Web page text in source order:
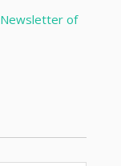
Newsletter of